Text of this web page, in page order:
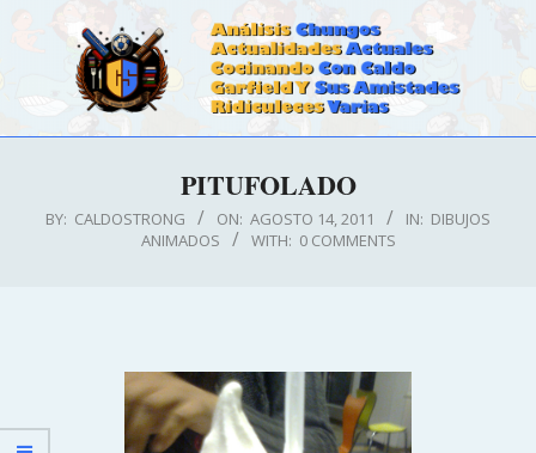
CALDOSTRONG.COM
PITUFOLADO
BY: CALDOSTRONG ON: AGOSTO 14, 2011 IN: DIBUJOS
ANIMADOS
WITH: 0 COMMENTS